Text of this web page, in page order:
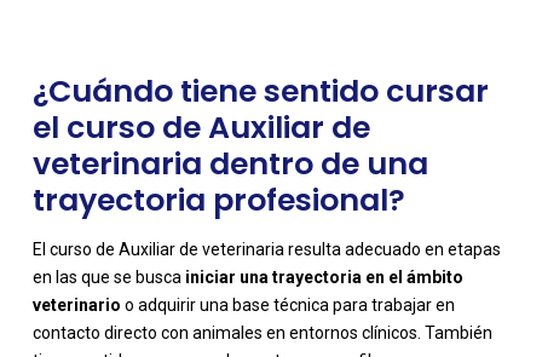
¿Cuándo tiene sentido cursar
el curso de Auxiliar de
veterinaria dentro de una
trayectoria profesional?
El curso de Auxiliar de veterinaria resulta adecuado en etapas
en las que se busca iniciar una trayectoria en el ámbito
veterinario o adquirir una base técnica para trabajar en
contacto directo con animales en entornos clínicos. También